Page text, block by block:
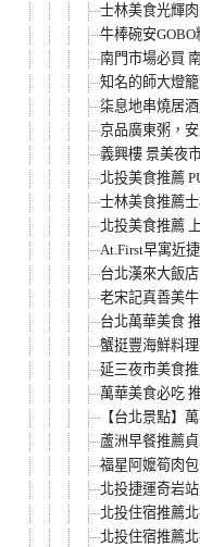
士林美食光輝
牛棒碗安
南門市場必買
知名的師大燈
柒息地串燒居
京品廣東粥，
義興樓 景美夜
北投美食推薦
士林美食推薦
北投美食推薦
At.First早寓近
台北漢來大飯
老宋記真善美
台北萬華美食
蟹挺豐海鮮料
延三夜市美食
萬華美食必吃
【台北景點】
蘆洲早餐推薦
福星阿嬤筍肉
北投捷運奇岩
北投住宿推薦
北投住宿推薦